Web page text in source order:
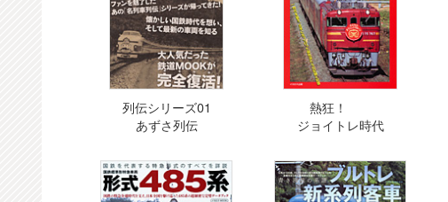
列伝シリーズ01
あずさ列伝
熱狂！
ジョイトレ時代